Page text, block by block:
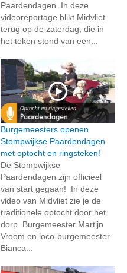
Paardendagen. In deze
videoreportage blikt Midvliet
terug op de zaterdag, die in
het teken stond van een...
Burgemeesters openen
Stompwijkse Paardendagen
met optocht en ringsteken!
De Stompwijkse
Paardendagen zijn officieel
van start gegaan! In deze
video van Midvliet zie je de
traditionele optocht door het
dorp. Burgemeester Martijn
Vroom en loco-burgemeester
Bianca...